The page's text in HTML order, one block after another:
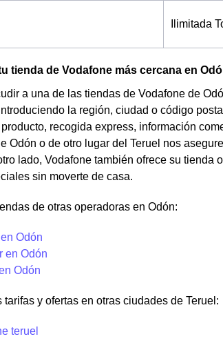
Ilimitada
tienda de Vodafone más cercana en
a una de las tiendas de Vodafone de
la región, ciudad o código
recogida express, información
Odón o de otro lugar del Teruel nos
lado, Vodafone también ofrece su
sin moverte de casa.
de otras operadoras en Odón:
Odón
en Odón
Odón
tarifas y ofertas en otras ciudades de Teruel:
teruel